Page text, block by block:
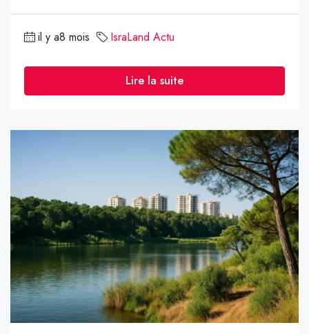
il y a8 mois IsraLand Actu
Lire la suite